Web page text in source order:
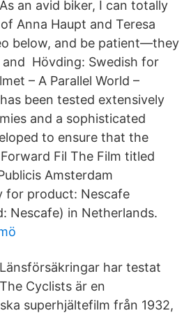
As an avid biker, I can totally
Anna Haupt and Teresa
below, and be patient—they
and Hövding: Swedish for
– A Parallel World –
been tested extensively
and a sophisticated
to ensure that the
Fil The Film titled
Amsterdam
for product: Nescafe
Nescafe) in Netherlands.
Länsförsäkringar har testat
The Cyclists är en
superhjältefilm från 1932,